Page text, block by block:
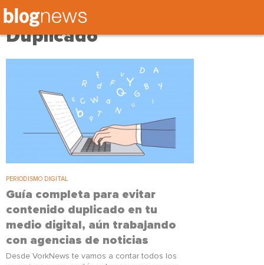
Tag: Contenido
Duplicado
PERIODISMO DIGITAL
Guía completa para evitar
contenido duplicado en tu
medio digital, aún trabajando
con agencias de noticias
Desde VorkNews te vamos a contar todos los